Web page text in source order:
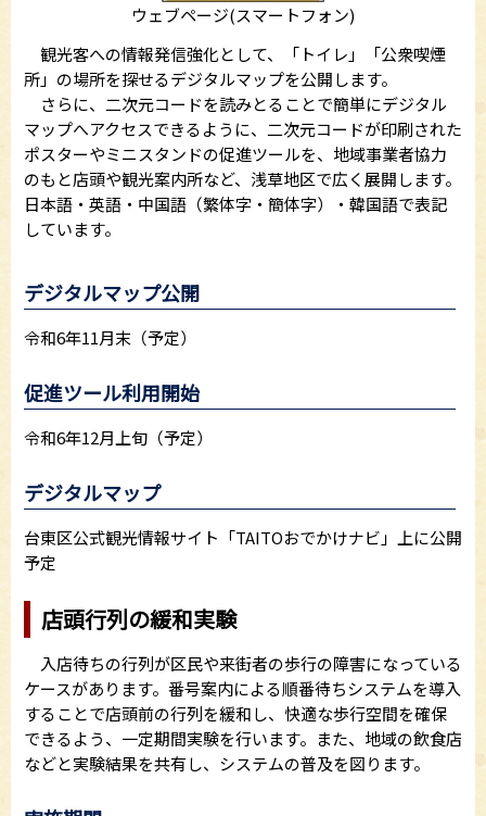
ウェブページ(スマートフォン)
観光客への情報発信強化として、「トイレ」「公衆喫煙
所」の場所を探せるデジタルマップを公開します。
さらに、二次元コードを読みとることで簡単にデジタル
マップへアクセスできるように、二次元コードが印刷された
ポスターやミニスタンドの促進ツールを、地域事業者協力
のもと店頭や観光案内所など、浅草地区で広く展開します。
日本語・英語・中国語（繁体字・簡体字）・韓国語で表記
しています。
デジタルマップ公開
令和6年11月末（予定）
促進ツール利用開始
令和6年12月上旬（予定）
デジタルマップ
台東区公式観光情報サイト「TAITOおでかけナビ」上に公開
予定
店頭行列の緩和実験
入店待ちの行列が区民や来街者の歩行の障害になっている
ケースがあります。番号案内による順番待ちシステムを導入
することで店頭前の行列を緩和し、快適な歩行空間を確保
できるよう、一定期間実験を行います。また、地域の飲食店
などと実験結果を共有し、システムの普及を図ります。